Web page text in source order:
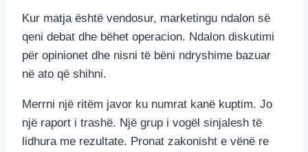
Kur matja është vendosur, marketingu ndalon së
qeni debat dhe bëhet operacion. Ndalon diskutimi
për opinionet dhe nisni të bëni ndryshime bazuar
në ato që shihni.
Merrni një ritëm javor ku numrat kanë kuptim. Jo
një raport i trashë. Një grup i vogël sinjalesh të
lidhura me rezultate. Pronat zakonisht e vënë re